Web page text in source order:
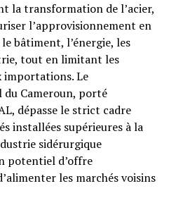
la transformation de l’acier,
l’approvisionnement en
bâtiment, l’énergie, les
tout en limitant les
importations. Le
Cameroun, porté
dépasse le strict cadre
installées supérieures à la
sidérurgique
potentiel d’offre
les marchés voisins